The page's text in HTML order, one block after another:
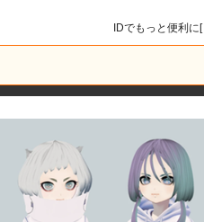
IDでもっと便利に[